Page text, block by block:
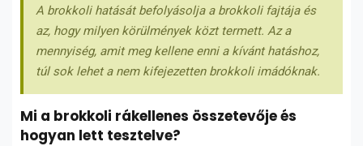
A brokkoli hatását befolyásolja a brokkoli fajtája és
az, hogy milyen körülmények közt termett. Az a
mennyiség, amit meg kellene enni a kívánt hatáshoz,
túl sok lehet a nem kifejezetten brokkoli imádóknak.
Mi a brokkoli rákellenes összetevője és
hogyan lett tesztelve?